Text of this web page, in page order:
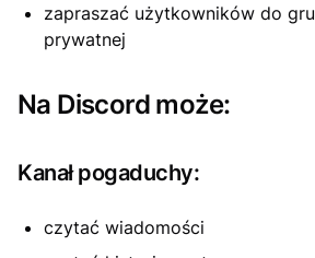
zapraszać użytkowników do
prywatnej
Na Discord może:
Kanał pogaduchy:
czytać wiadomości